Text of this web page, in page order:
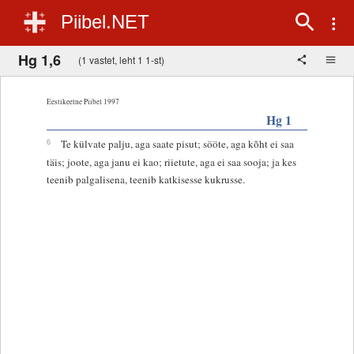
Piibel.NET
Hg 1,6 (1 vastet, leht 1 1-st)
Eestikeelne Piibel 1997
Hg 1
6
Te külvate palju, aga saate pisut; sööte, aga kõht ei saa
täis; joote, aga janu ei kao; riietute, aga ei saa sooja; ja kes
teenib palgalisena, teenib katkisesse kukrusse.